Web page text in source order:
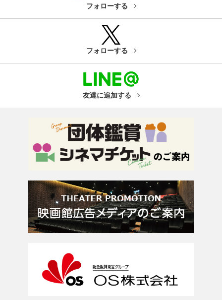
フォローする
フォローする
友達に追加する